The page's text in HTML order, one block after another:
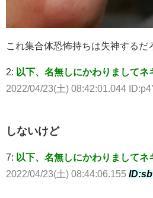
これ集合体恐怖持ちは失神するだ
2: 以下、名無しにかわりましてネ
2022/04/23(土) 08:42:01.044
しないけど
7: 以下、名無しにかわりましてネ
2022/04/23(土) 08:44:06.155